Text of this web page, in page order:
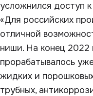
усложнился доступ
«Для российских
отличной
ниши. На конец 2022
прорабатывалось
жидких и
трубных,